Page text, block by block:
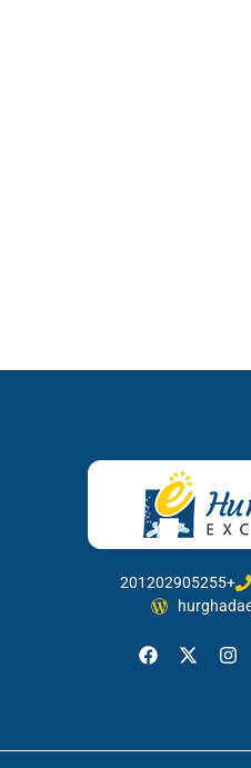
201202905255+